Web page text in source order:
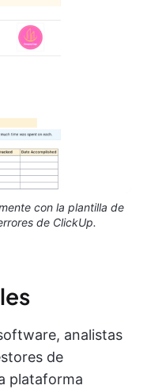
con la plantilla de
de ClickUp.
analistas
de
plataforma